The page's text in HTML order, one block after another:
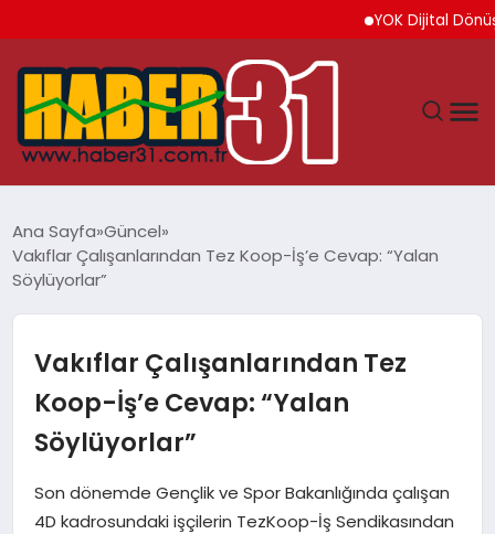
YOK Dijital Dönüşüm
HATAY
GÜNDEM
MAGAZIN
Ana Sayfa Güncel
Vakıflar Çalışanlarından Tez Koop-İş’e Cevap: “Yalan
Söylüyorlar”
Vakıflar Çalışanlarından Tez
Koop-İş’e Cevap: “Yalan
Söylüyorlar”
Son dönemde Gençlik ve Spor Bakanlığında çalışan
4D kadrosundaki işçilerin TezKoop-İş Sendikasından